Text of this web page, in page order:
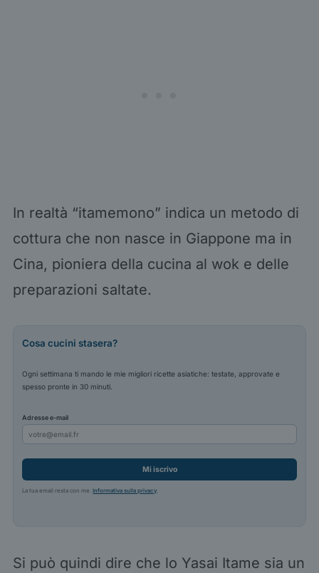
In realtà “itamemono” indica un metodo di
cottura che non nasce in Giappone ma in
Cina, pioniera della cucina al wok e delle
preparazioni saltate.
Cosa cucini stasera?
Ogni settimana ti mando le mie migliori ricette asiatiche: testate, approvate e
spesso pronte in 30 minuti.
Adresse e-mail
Mi iscrivo
La tua email resta con me.Informativa sulla privacy.
Si può quindi dire che lo Yasai Itame sia un